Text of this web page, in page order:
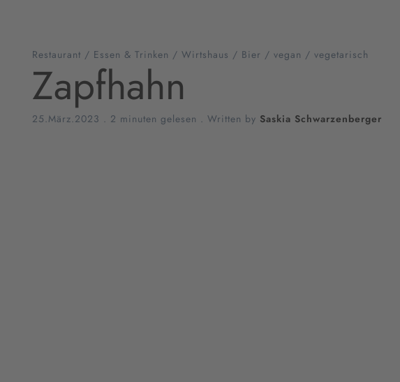
Restaurant / Essen & Trinken / Wirtshaus / Bier / vegan / vegetarisch
Zapfhahn
25.März.2023 . 2 minuten gelesen . Written by Saskia Schwarzenberger